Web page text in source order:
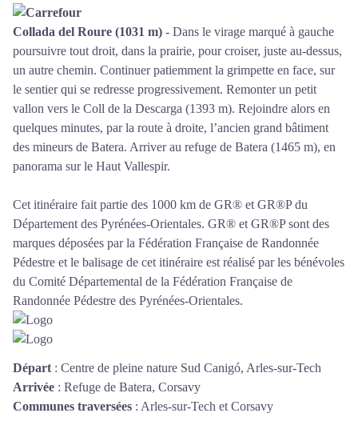
Collada del Roure (1031 m) - Dans le virage marqué à gauche
poursuivre tout droit, dans la prairie, pour croiser, juste au-dessus,
un autre chemin. Continuer patiemment la grimpette en face, sur
le sentier qui se redresse progressivement. Remonter un petit
vallon vers le Coll de la Descarga (1393 m). Rejoindre alors en
quelques minutes, par la route à droite, l’ancien grand bâtiment
des mineurs de Batera. Arriver au refuge de Batera (1465 m), en
panorama sur le Haut Vallespir.
Cet itinéraire fait partie des 1000 km de GR® et GR®P du
Département des Pyrénées-Orientales. GR® et GR®P sont des
marques déposées par la Fédération Française de Randonnée
Pédestre et le balisage de cet itinéraire est réalisé par les bénévoles
du Comité Départemental de la Fédération Française de
Randonnée Pédestre des Pyrénées-Orientales.
Départ : Centre de pleine nature Sud Canigó, Arles-sur-Tech
Arrivée : Refuge de Batera, Corsavy
Communes traversées : Arles-sur-Tech et Corsavy